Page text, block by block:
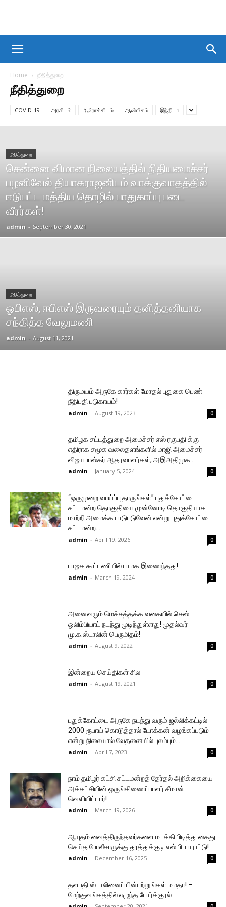
Home நீதித்துறை
நீதித்துறை
COVID-19 அரசியல் ஆரோக்கியம் ஆன்மிகம் இந்தியா
நீதித்துறை
சென்னை விமான நிலையத்தில் நிதியமைச்சர்
பழனிவேல் தியாகராஜனிடம் வாக்குவாதத்தில்
ஈடுபட்ட மத்திய தொழில் பாதுகாப்பு படை
வீரர்கள்!
admin - September 30, 2021
நீதித்துறை
ஓபிஎஸ், ஈபிஎஸ் இருவரையும் தனித்தனியாக
சந்தித்த வேலுமணி
admin - August 11, 2021
திருமயம் அருகே கார்கள் மோதல் புதுகை பெண்
நீதிபதி படுகாயம்!
admin - August 19, 2023 0
தமிழக சட்டத்துறை அமைச்சர் எஸ் ரகுபதி க்கு
எதிராக சமூக வலைதளங்களில் மாஜி அமைச்சர்
விஜயபாஸ்கர் ஆதரவாளர்கள், அஇஅதிமுக...
admin - January 5, 2024 0
“ஒருமுறை வாய்ப்பு தாருங்கள்” புதுக்கோட்டை
சட்டமன்ற தொகுதியை முன்னோடி தொகுதியாக
மாற்றி அமைக்க பாடுபடுவேன் என்று புதுக்கோட்டை
சட்டமன்ற...
admin - April 19, 2026 0
பாஜக கூட்டணியில் பாமக இணைந்தது!
admin - March 19, 2024 0
அனைவரும் மெச்சத்தக்க வகையில் செஸ்
ஒலிம்பியாட் நடந்து முடிந்துள்ளது! முதல்வர்
மு.க.ஸ்டாலின் பெருமிதம்!
admin - August 9, 2022 0
இன்றைய செய்திகள் சில
admin - August 19, 2021 0
புதுக்கோட்டை அருகே நடந்து வரும் ஜல்லிக்கட்டில்
2000 ரூபாய் கொடுத்தால் டோக்கன் வழங்கப்படும்
என்று நிலையால் வேதனையில் புலம்பும்...
admin - April 7, 2023 0
நாம் தமிழர் கட்சி சட்டமன்றத் தேர்தல் அறிக்கையை
அக்கட்சியின் ஒருங்கிணைப்பாளர் சீமான்
வெளியிட்டார்!
admin - March 19, 2026 0
ஆயுதம் வைத்திருந்தவர்களை மடக்கி பிடித்து கைது
செய்த போலீசாருக்கு தூத்துக்குடி எஸ்.பி. பாராட்டு!
admin - December 16, 2025 0
தளபதி ஸ்டாலினைப் பின்பற்றுங்கள் மமதா! –
மேற்குவங்கத்தில் எழுந்த போர்க்குரல்